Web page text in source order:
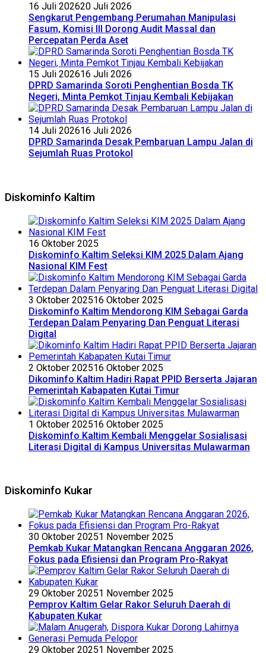
16 Juli 202620 Juli 2026
Sengkarut Pengembang Perumahan Manipulasi
Fasum, Komisi III Dorong Audit Massal dan
Percepatan Perda Aset
15 Juli 202616 Juli 2026
DPRD Samarinda Soroti Penghentian Bosda TK
Negeri, Minta Pemkot Tinjau Kembali Kebijakan
14 Juli 202616 Juli 2026
DPRD Samarinda Desak Pembaruan Lampu Jalan di
Sejumlah Ruas Protokol
Diskominfo Kaltim
16 Oktober 2025
Diskominfo Kaltim Seleksi KIM 2025 Dalam Ajang
Nasional KIM Fest
3 Oktober 202516 Oktober 2025
Diskominfo Kaltim Mendorong KIM Sebagai Garda
Terdepan Dalam Penyaring Dan Penguat Literasi
Digital
2 Oktober 202516 Oktober 2025
Dikominfo Kaltim Hadiri Rapat PPID Berserta Jajaran
Pemerintah Kabapaten Kutai Timur
1 Oktober 202516 Oktober 2025
Diskominfo Kaltim Kembali Menggelar Sosialisasi
Literasi Digital di Kampus Universitas Mulawarman
Diskominfo Kukar
30 Oktober 20251 November 2025
Pemkab Kukar Matangkan Rencana Anggaran 2026,
Fokus pada Efisiensi dan Program Pro-Rakyat
29 Oktober 20251 November 2025
Pemprov Kaltim Gelar Rakor Seluruh Daerah di
Kabupaten Kukar
29 Oktober 20251 November 2025